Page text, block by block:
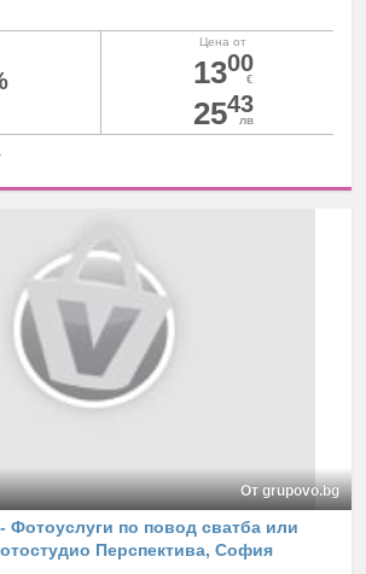
Цена от
1300
€
2543
лв
От grupovo.bg
Фотоуслуги по повод сватба или
Перспектива, София